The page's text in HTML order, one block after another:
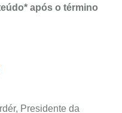
após o término
Presidente da